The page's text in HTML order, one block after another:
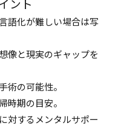
ント
語化が難しい場合は写
像と現実のギャップを
術の可能性。
時期の目安。
対するメンタルサポー